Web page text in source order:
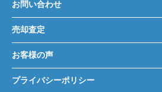
お問い合わせ
売却査定
お客様の声
プライバシーポリシー